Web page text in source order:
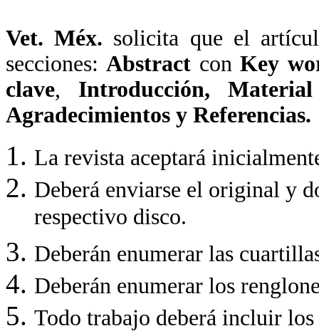
Vet. Méx. solicita que el
secciones:Abstract conKey
clave, Introducción,
Agradecimientos y Referencias.
La revista aceptará
Deberá enviarse el original y
respectivo disco.
Deberán enumerar las
Deberán enumerar los
Todo trabajo deberá incluir los